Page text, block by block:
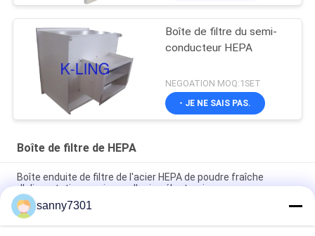
Boîte de filtre du semi-
conducteur HEPA
NEGOATION MOQ:1SET
- JE NE SAIS PAS.
Boîte de filtre de HEPA
Boîte enduite de filtre de l'acier HEPA de poudre fraîche
d'alimentation en air pour l'usine électronique
Remplacement jetable de boîte de filtre à air du rendement
élevé HEPA pour la pièce propre
sanny7301